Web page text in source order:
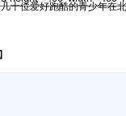
位爱好跑酷的青少年在